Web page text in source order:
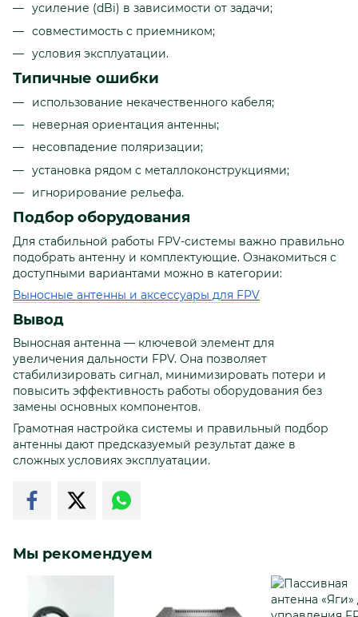
усиление (dBi) в зависимости от задачи;
совместимость с приемником;
условия эксплуатации.
Типичные ошибки
использование некачественного кабеля;
неверная ориентация антенны;
несовпадение поляризации;
установка рядом с металлоконструкциями;
игнорирование рельефа.
Подбор оборудования
Для стабильной работы FPV-системы важно правильно
подобрать антенну и комплектующие. Ознакомиться с
доступными вариантами можно в категории:
Выносные антенны и аксессуары для FPV
Вывод
Выносная антенна — ключевой элемент для
увеличения дальности FPV. Она позволяет
стабилизировать сигнал, минимизировать потери и
повысить эффективность работы оборудования без
замены основных компонентов.
Грамотная настройка системы и правильный подбор
антенны дают предсказуемый результат даже в
сложных условиях эксплуатации.
Мы рекомендуем